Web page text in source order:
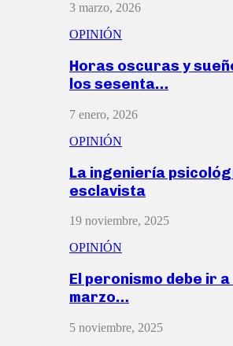
3 marzo, 2026
OPINIÓN
Horas oscuras y
los sesenta…
7 enero, 2026
OPINIÓN
La ingeniería
esclavista
19 noviembre, 2025
OPINIÓN
El peronismo debe ir
marzo…
5 noviembre, 2025